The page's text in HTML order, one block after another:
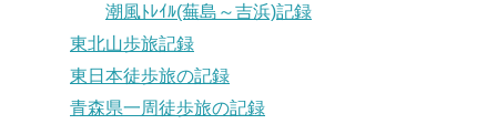
潮風ﾄﾚｲﾙ(蕪島～吉浜)記録
東北山歩旅記録
東日本徒歩旅の記録
青森県一周徒歩旅の記録